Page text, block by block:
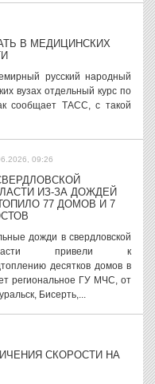
В МЕДИЦИНСКИХ
русский народный
вузах отдельный курс по
сообщает ТАСС, с такой
09:26
ИЗ-ЗА ДОЖДЕЙ
77 ДОМОВ И 7
дожди в свердловской
привели к
десятков домов в
региональное ГУ МЧС, от
Бисерть,...
СКОРОСТИ НА